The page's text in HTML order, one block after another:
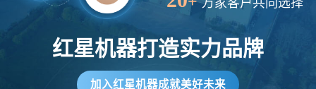
万家客户共同选择
红星机器打造实力品牌
加入红星机器成就美好未来